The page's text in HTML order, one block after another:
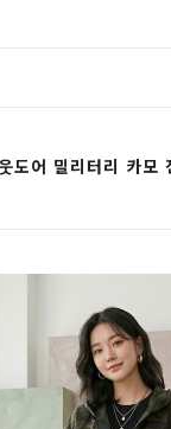
어 밀리터리 카모